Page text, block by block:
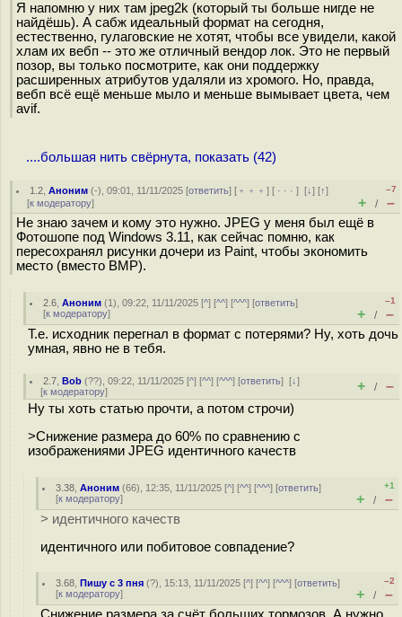
Я напомню у них там jpeg2k (который ты больше нигде не
найдёшь). А сабж идеальный формат на сегодня,
естественно, гулаговские не хотят, чтобы все увидели, какой
хлам их вебп -- это же отличный вендор лок. Это не первый
позор, вы только посмотрите, как они поддержку
расширенных атрибутов удаляли из хромого. Но, правда,
вебп всё ещё меньше мыло и меньше вымывает цвета, чем
avif.
....большая нить свёрнута, показать (42)
1.2 ,Аноним (-), 09:01, 11/11/2025 [ответить] [ ﹢﹢﹢] [ · · ·][↓] [↑]
[к модератору]
–7
+ / –
Не знаю зачем и кому это нужно. JPEG у меня был ещё в
Фотошопе под Windows 3.11, как сейчас помню, как
пересохранял рисунки дочери из Paint, чтобы экономить
место (вместо BMP).
2.6 ,Аноним (1), 09:22, 11/11/2025 [^] [^^] [^^^] [ответить]
[к модератору]
–1
+ / –
Т.е. исходник перегнал в формат с потерями? Ну, хоть дочь
умная, явно не в тебя.
2.7 ,Bob (??), 09:22, 11/11/2025 [^] [^^] [^^^] [ответить][↓]
[к модератору] + / –
Ну ты хоть статью прочти, а потом строчи)
>Снижение размера до 60% по сравнению с
изображениями JPEG идентичного качеств
3.38 ,Аноним (66), 12:35, 11/11/2025 [^] [^^] [^^^] [ответить]
[к модератору]
+1
+ / –
> идентичного качеств
идентичного или побитовое совпадение?
3.68 ,Пишу с 3 пня (?), 15:13, 11/11/2025 [^] [^^] [^^^] [ответить]
[к модератору]
–2
+ / –